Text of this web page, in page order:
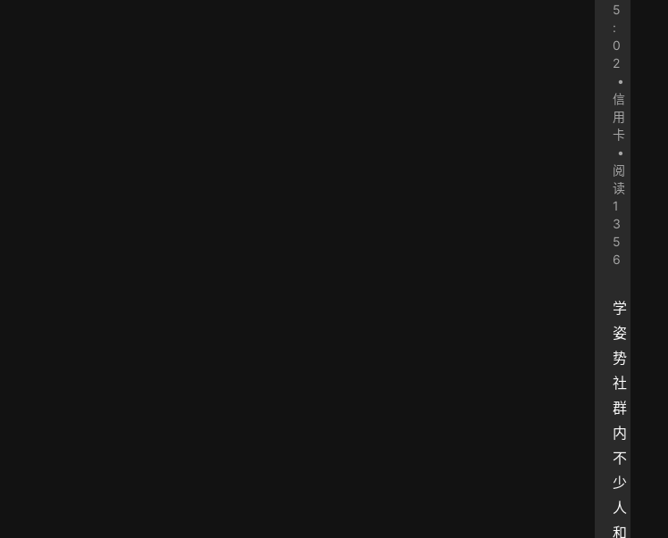
5
:
0
2
•
信
用
卡
•
阅
读
1
3
5
6
学
姿
势
社
群
内
不
少
人
和